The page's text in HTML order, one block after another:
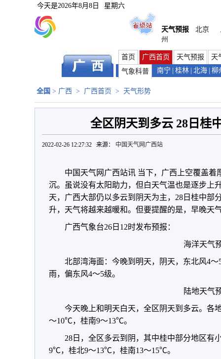
今天是2026年8月8日 星期六
天气预报 北京
州
首页 广西首页 天气预报
天
气象科普
南宁 桂林 北海 柳
全国 > 广西 > 广西首页 > 天气形势
全区阴天到多云 28日桂
2022-02-26 12:27:32 来源： 中国天气网广西站
中国天气网广西站讯 当下，广西上空覆盖
沉。虽说没有太阳助力，但白天气温也是逐步上
天，广西大部仍以多云到阴天为主，28日桂中部
升，天气将越来越暖和。但要提醒的是，早晚天
广西气象台26日12时发布预报：
海洋天气
北部湾海面：今晚到明天，阴天，东北风4
雨，偏东风4～5级。
陆地天气
今天晚上和明天白天，全区阴天到多云。各
～10℃，桂南9～13℃。
28日，全区多云到阴，其中桂中部分地区有
9℃，桂北9～13℃，桂南13～15℃。